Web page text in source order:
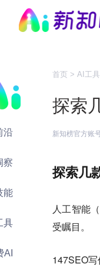
沿
察
能
具
AI
首页 > AI工
探索
新知榜官方账
探索几
人工智能
受瞩目。
147SEO